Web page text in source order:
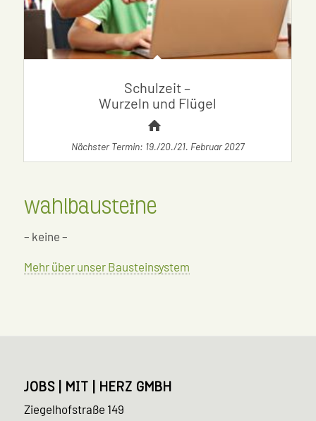
Schulzeit –
Wurzeln und Flügel
Nächster Termin: 19./20./21. Februar 2027
Wahlbausteine
– keine –
Mehr über unser Bausteinsystem
JOBS | MIT | HERZ GMBH
Ziegelhofstraße 149